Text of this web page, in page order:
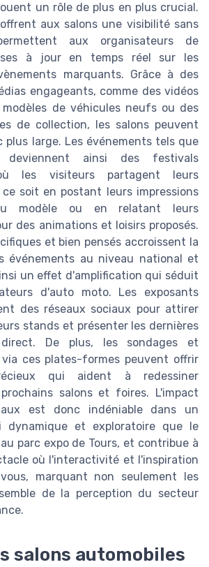
un rôle de plus en plus crucial.
aux salons une visibilité sans
aux organisateurs de
à jour en temps réel sur les
marquants. Grâce à des
engageants, comme des vidéos
de véhicules neufs ou des
de collection, les salons peuvent
plus large. Les événements tels que
ainsi des festivals
les visiteurs partagent leurs
ce soit en postant leurs impressions
modèle ou en relatant leurs
des animations et loisirs proposés.
et bien pensés accroissent la
événements au niveau national et
un effet d'amplification qui séduit
d'auto moto. Les exposants
des réseaux sociaux pour attirer
stands et présenter les dernières
De plus, les sondages et
ces plates-formes peuvent offrir
qui aident à redessiner
salons et foires. L'impact
est donc indéniable dans un
dynamique et exploratoire que le
parc expo de Tours, et contribue à
où l'interactivité et l'inspiration
marquant non seulement les
de la perception du secteur
salons automobiles